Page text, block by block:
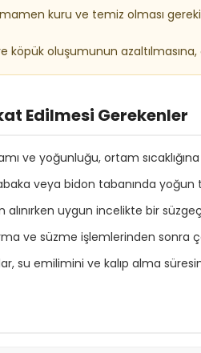
kuru ve temiz olması
köpük oluşumunun
Edilmesi Gerekenler
ve yoğunluğu, ortam
veya bidon tabanında yoğun
uygun incelikte bir süzgeç
ve süzme işlemlerinden sonra
su emilimini ve kalıp alma